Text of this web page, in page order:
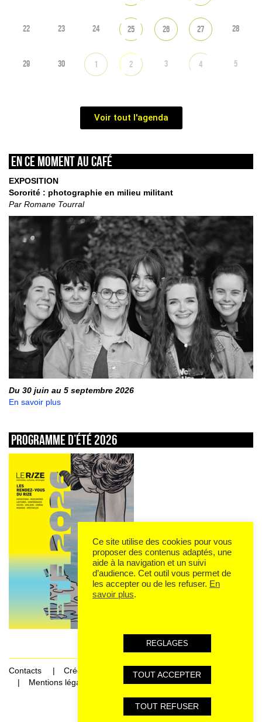
22 23 24 25 26 27 28
29 30 1 2 3 4 5
Voir tout l'agenda
En ce moment au café
EXPOSITION
Sororité : photographie en milieu militant
Par Romane Tourral
Du 30 juin au 5 septembre 2026
En savoir plus
Programme d’été 2026
Contacts
Crédits
Mentions légales et données personnelles
Ce site utilise des cookies pour vous
proposer des contenus adaptés, une
aide à la navigation et un suivi
d’audience. Cet outil vous permet de
les accepter ou de les refuser. En
savoir plus.
REGLAGES
TOUT ACCEPTER
TOUT REFUSER